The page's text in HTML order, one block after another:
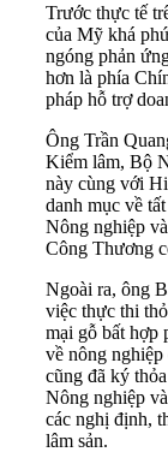
Trước thực tế
của Mỹ khá
ngóng phản
hơn là phía
pháp hỗ trợ
Ông Trần
Kiểm lâm, Bộ
này cùng với
danh mục về
Nông nghiệp
Công Thương
Ngoài ra, ông
việc thực thi
mại gỗ bất hợp
về nông
cũng đã ký
Nông nghiệp
các nghị định,
lâm sản.